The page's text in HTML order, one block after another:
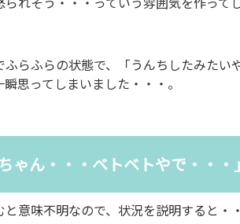
らふらの状態で、「うんちしたみたい
思ってしまいました・・・。
ゃん・・・ベトベトやで・・・」
意味不明なので、状況を説明すると・